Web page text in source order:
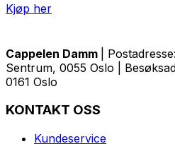
Kjøp her
Cappelen Damm
|
Sentrum, 0055 Oslo |
0161 Oslo
KONTAKT OSS
Kundeservice